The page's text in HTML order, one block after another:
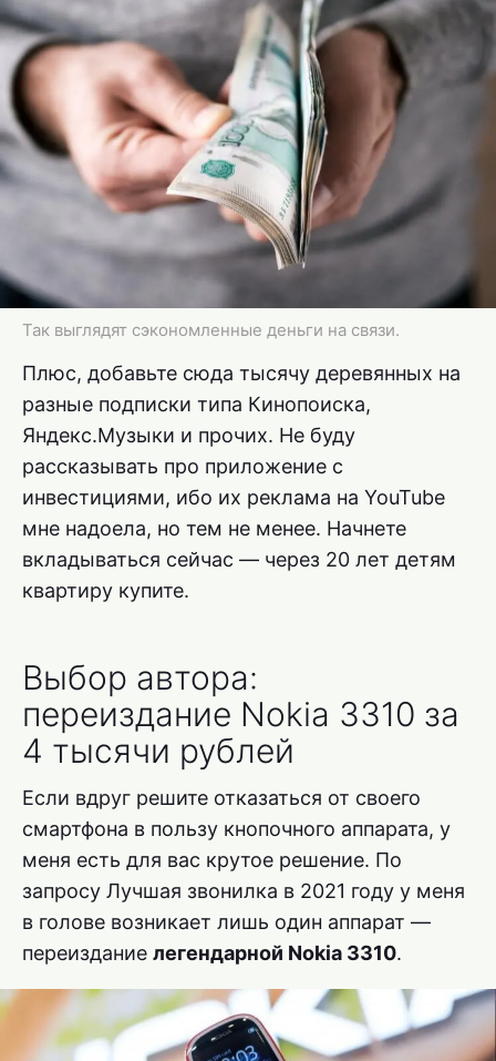
Так выглядят сэкономленные деньги на связи.
Плюс, добавьте сюда тысячу деревянных на
разные подписки типа Кинопоиска,
Яндекс.Музыки и прочих. Не буду
рассказывать про приложение с
инвестициями, ибо их реклама на YouTube
мне надоела, но тем не менее. Начнете
вкладываться сейчас — через 20 лет детям
квартиру купите.
Выбор автора:
переиздание Nokia 3310 за
4 тысячи рублей
Если вдруг решите отказаться от своего
смартфона в пользу кнопочного аппарата, у
меня есть для вас крутое решение. По
запросу Лучшая звонилка в 2021 году у меня
в голове возникает лишь один аппарат —
переиздание легендарной Nokia 3310.